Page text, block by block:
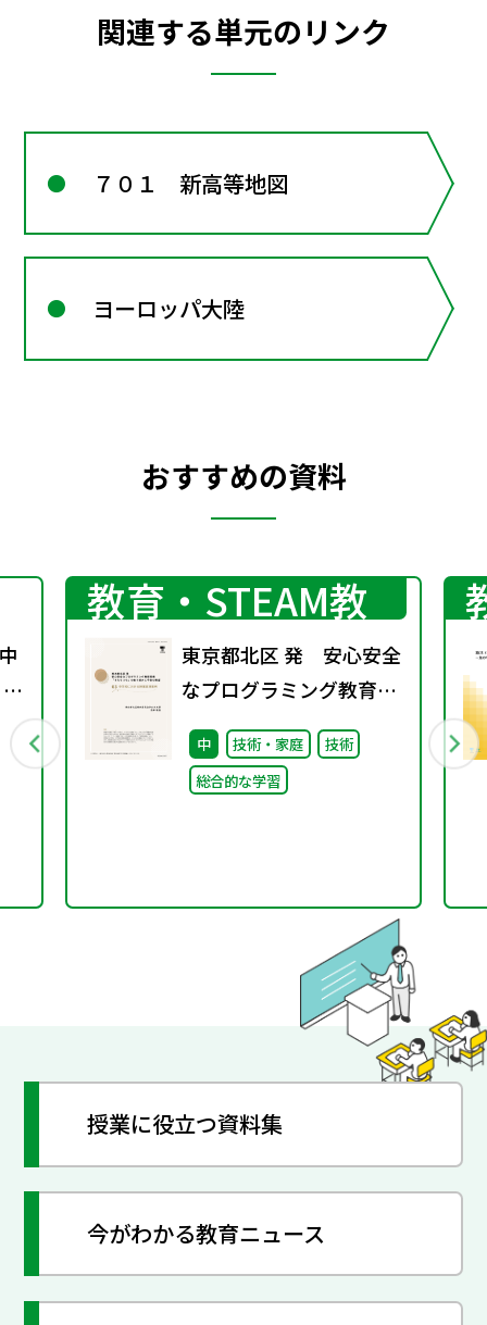
関連する単元のリンク
７０１ 新高等地図
ヨーロッパ大陸
おすすめの資料
教育・STEAM教
育
東京都北区 発 安心安全
なプログラミング教育環
境「きたらっち」の取り
組みと今後の展望
03 中学校における授業
中 技術・家庭
技術
総合的な学習
授業に役立つ資料集
今がわかる教育ニュース